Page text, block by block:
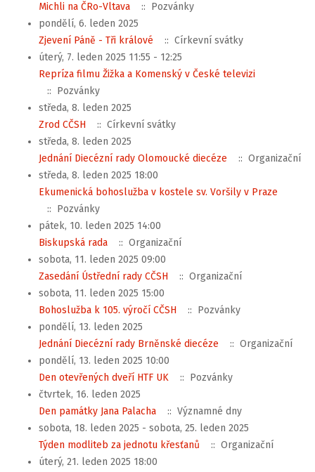
Michli na ČRo-Vltava
:: Pozvánky
pondělí, 6. leden 2025
Zjevení Páně - Tři králové
:: Církevní svátky
úterý, 7. leden 2025 11:55 - 12:25
Repríza filmu Žižka a Komenský v České televizi
:: Pozvánky
středa, 8. leden 2025
Zrod CČSH
:: Církevní svátky
středa, 8. leden 2025
Jednání Diecézní rady Olomoucké diecéze
:: Organizační
středa, 8. leden 2025 18:00
Ekumenická bohoslužba v kostele sv. Voršily v Praze
:: Pozvánky
pátek, 10. leden 2025 14:00
Biskupská rada
:: Organizační
sobota, 11. leden 2025 09:00
Zasedání Ústřední rady CČSH
:: Organizační
sobota, 11. leden 2025 15:00
Bohoslužba k 105. výročí CČSH
:: Pozvánky
pondělí, 13. leden 2025
Jednání Diecézní rady Brněnské diecéze
:: Organizační
pondělí, 13. leden 2025 10:00
Den otevřených dveří HTF UK
:: Pozvánky
čtvrtek, 16. leden 2025
Den památky Jana Palacha
:: Významné dny
sobota, 18. leden 2025 - sobota, 25. leden 2025
Týden modliteb za jednotu křesťanů
:: Organizační
úterý, 21. leden 2025 18:00